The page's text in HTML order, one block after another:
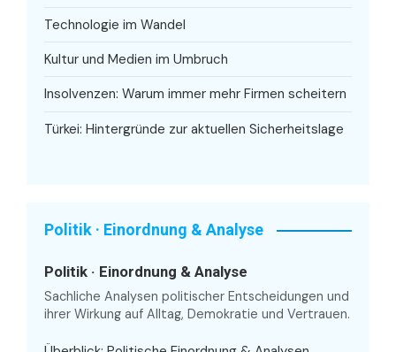
Technologie im Wandel
Kultur und Medien im Umbruch
Insolvenzen: Warum immer mehr Firmen scheitern
Türkei: Hintergründe zur aktuellen Sicherheitslage
Politik · Einordnung & Analyse
Politik · Einordnung & Analyse
Sachliche Analysen politischer Entscheidungen und
ihrer Wirkung auf Alltag, Demokratie und Vertrauen.